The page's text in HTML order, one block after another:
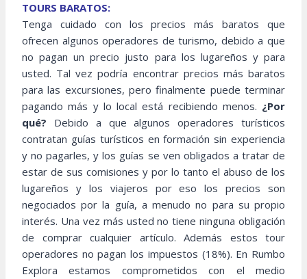
TOURS BARATOS:
Tenga cuidado con los precios más baratos que
ofrecen algunos operadores de turismo, debido a que
no pagan un precio justo para los lugareños y para
usted. Tal vez podría encontrar precios más baratos
para las excursiones, pero finalmente puede terminar
pagando más y lo local está recibiendo menos. ¿Por
qué? Debido a que algunos operadores turísticos
contratan guías turísticos en formación sin experiencia
y no pagarles, y los guías se ven obligados a tratar de
estar de sus comisiones y por lo tanto el abuso de los
lugareños y los viajeros por eso los precios son
negociados por la guía, a menudo no para su propio
interés. Una vez más usted no tiene ninguna obligación
de comprar cualquier artículo. Además estos tour
operadores no pagan los impuestos (18%). En Rumbo
Explora estamos comprometidos con el medio